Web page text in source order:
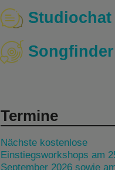
Studiochat
Songfinder
Termine
Nächste kostenlose
Einstiegsworkshops am
September 2026 sowie